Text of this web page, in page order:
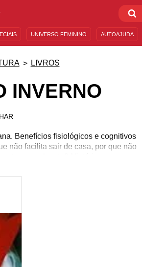
UNIVERSO FEMININO AUTOAJUDA
LIVROS
INVERNO
Benefícios fisiológicos e cognitivos
não facilita sair de casa, por que não
e envolvente? Mistério, suspense,
pensamentos. De Agatha Cristhie a
lugares, sem gastar muito. Defina